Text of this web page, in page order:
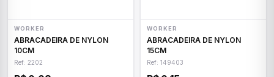
WORKER
ABRACADEIRA DE NYLON
10CM
Ref: 2202
WORKER
ABRACADEIRA DE NYLON
15CM
Ref: 149403